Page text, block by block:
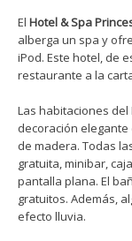
El Hotel & Spa
alberga un spa y
iPod. Este hotel, de
restaurante a la
Las habitaciones
decoración
de madera. Todas
gratuita, minibar,
pantalla plana. El
gratuitos. Además,
efecto lluvia.